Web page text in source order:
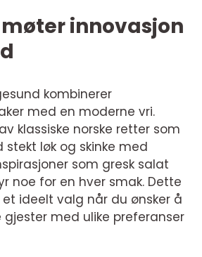
innovasjon
kombinerer
med en moderne vri.
klassiske norske retter som
løk og skinke med
som gresk salat
noe for en hver smak. Dette
ideelt valg når du ønsker å
med ulike preferanser